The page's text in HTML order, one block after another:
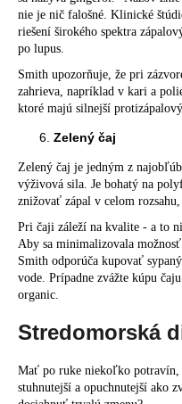
nie je nič falošné. Klinické
riešení širokého spektra
po lupus.
Smith upozorňuje, že pri
zahrieva, napríklad v kari a
ktoré majú silnejší
Zelený čaj
Zelený čaj je jedným z
výživová sila. Je bohatý na
znižovať zápal v celom
Pri čaji záleží na kvalite - a to
Aby sa minimalizovala
Smith odporúča kupovať
vode. Prípadne zvážte kúpu
organic.
Stredomorská
Mať po ruke niekoľko potravín,
stuhnutejší a opuchnutejší ako